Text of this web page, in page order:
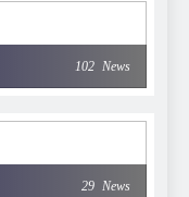
102 News
29 News